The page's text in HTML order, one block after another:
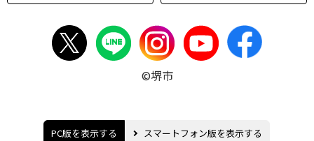
©堺市
PC版を表示する スマートフォン版を表示する